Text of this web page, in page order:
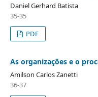
Daniel Gerhard Batista
35-35
PDF
As organizações e o
Amilson Carlos Zanetti
36-37